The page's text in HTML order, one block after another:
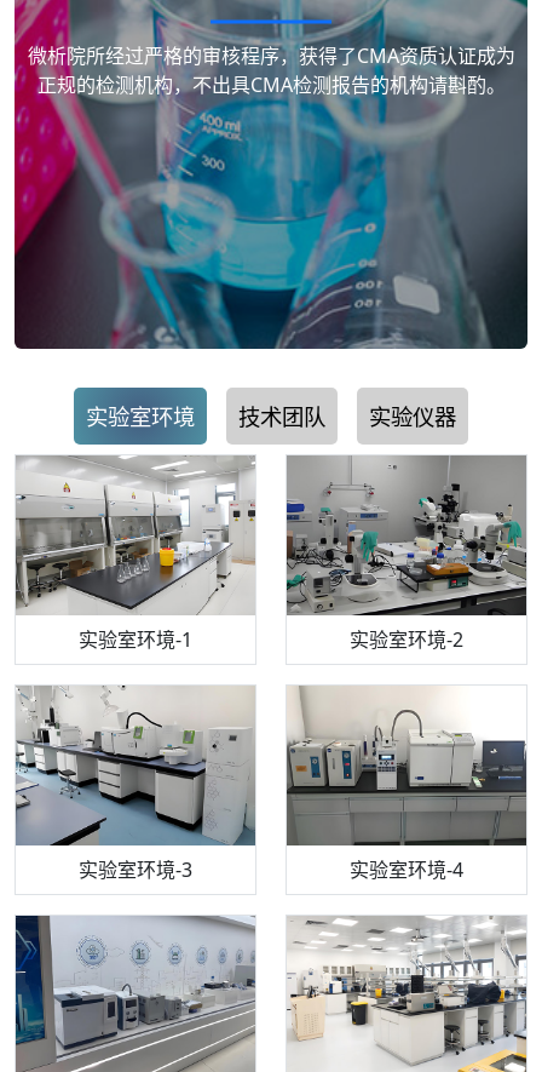
微析院所经过严格的审核程序，获得了CMA资质认证成为
正规的检测机构，不出具CMA检测报告的机构请斟酌。
实验室环境 技术团队 实验仪器
实验室环境-1 实验室环境-2
实验室环境-3 实验室环境-4
机构质检技术员-1 机构质检技术员-2
机构质检技术员-3 机构质检技术员-4
步入式恒温恒湿试验箱 电感耦合等离子体光谱仪
高效液相色谱仪 流式细胞仪